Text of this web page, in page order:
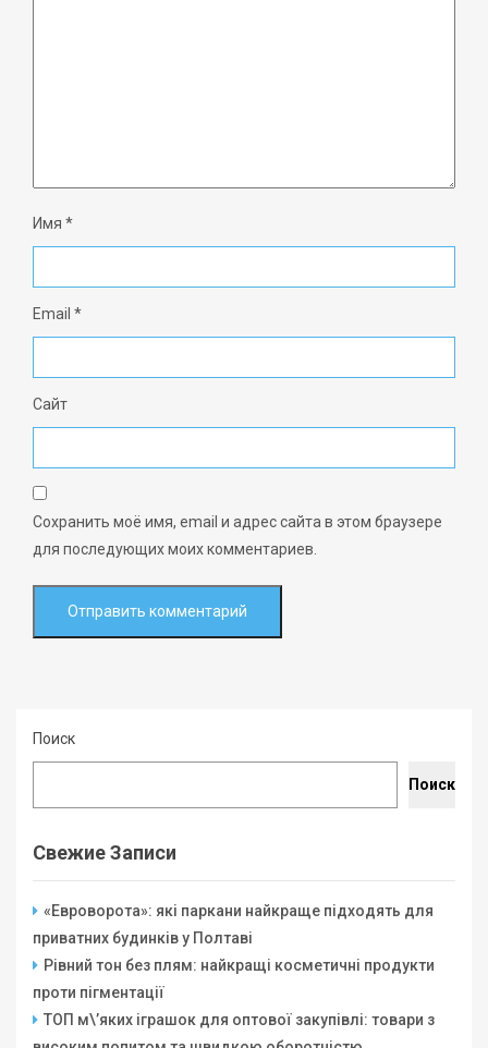
Имя *
Email *
Сайт
Сохранить моё имя, email и адрес сайта в этом браузере
для последующих моих комментариев.
Поиск
Поиск
Свежие Записи
«Евроворота»: які паркани найкраще підходять для
приватних будинків у Полтаві
Рівний тон без плям: найкращі косметичні продукти
проти пігментації
ТОП м\’яких іграшок для оптової закупівлі: товари з